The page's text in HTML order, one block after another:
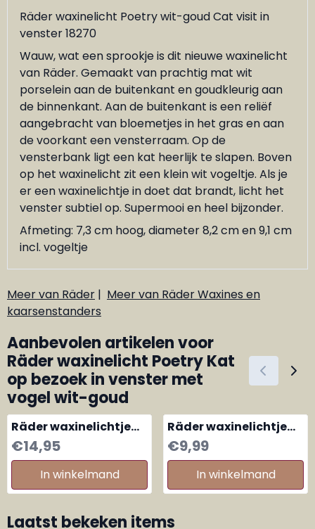
Räder waxinelicht Poetry wit-goud Cat visit in
venster 18270
Wauw, wat een sprookje is dit nieuwe waxinelicht
van Räder. Gemaakt van prachtig mat wit
porselein aan de buitenkant en goudkleurig aan
de binnenkant. Aan de buitenkant is een reliëf
aangebracht van bloemetjes in het gras en aan
de voorkant een vensterraam. Op de
vensterbank ligt een kat heerlijk te slapen. Boven
op het waxinelicht zit een klein wit vogeltje. Als je
er een waxinelichtje in doet dat brandt, licht het
venster subtiel op. Supermooi en heel bijzonder.
Afmeting: 7,3 cm hoog, diameter 8,2 cm en 9,1 cm
incl. vogeltje
Meer van Räder | Meer van Räder Waxines en
kaarsenstanders
Aanbevolen artikelen voor
Räder waxinelicht Poetry Kat
op bezoek in venster met
vogel wit-goud
Räder waxinelichtje
Engelen klein
Prijs: 14,95
€14,95
In winkelmand
Räder waxinelichtje
mini Fietsen
Prijs: 9,99
€9,99
In winkelmand
Laatst bekeken items